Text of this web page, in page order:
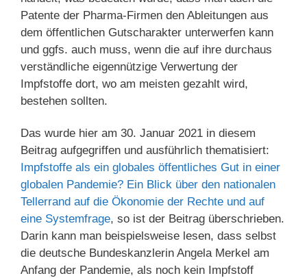
Patente der Pharma-Firmen den Ableitungen aus
dem öffentlichen Gutscharakter unterwerfen kann
und ggfs. auch muss, wenn die auf ihre durchaus
verständliche eigennützige Verwertung der
Impfstoffe dort, wo am meisten gezahlt wird,
bestehen sollten.
Das wurde hier am 30. Januar 2021 in diesem
Beitrag aufgegriffen und ausführlich thematisiert:
Impfstoffe als ein globales öffentliches Gut in einer
globalen Pandemie? Ein Blick über den nationalen
Tellerrand auf die Ökonomie der Rechte und auf
eine Systemfrage, so ist der Beitrag überschrieben.
Darin kann man beispielsweise lesen, dass selbst
die deutsche Bundeskanzlerin Angela Merkel am
Anfang der Pandemie, als noch kein Impfstoff